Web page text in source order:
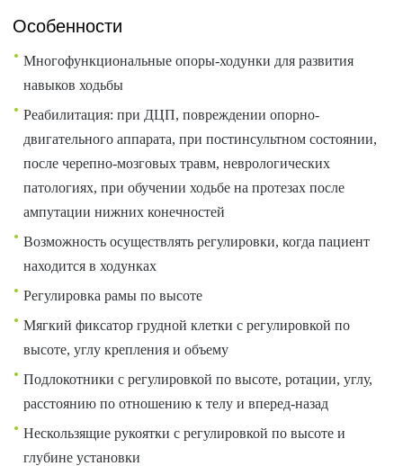
Особенности
Многофункциональные опоры-ходунки для развития
навыков ходьбы
Реабилитация: при ДЦП, повреждении опорно-
двигательного аппарата, при постинсультном состоянии,
после черепно-мозговых травм, неврологических
патологиях, при обучении ходьбе на протезах после
ампутации нижних конечностей
Возможность осуществлять регулировки, когда пациент
находится в ходунках
Регулировка рамы по высоте
Мягкий фиксатор грудной клетки с регулировкой по
высоте, углу крепления и объему
Подлокотники с регулировкой по высоте, ротации, углу,
расстоянию по отношению к телу и вперед-назад
Нескользящие рукоятки с регулировкой по высоте и
глубине установки